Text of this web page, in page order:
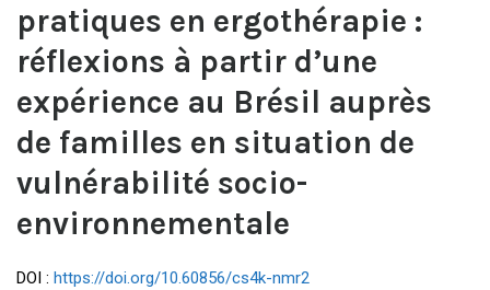
pratiques en ergothérapie :
réflexions à partir d’une
expérience au Brésil auprès
de familles en situation de
vulnérabilité socio-
environnementale
DOI : https://doi.org/10.60856/cs4k-nmr2